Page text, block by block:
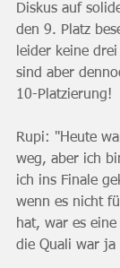
Diskus auf
den 9. Platz
leider keine
sind aber
10-Platzierung!
Rupi: "Heute
weg, aber ich
ich ins Finale
wenn es nicht
hat, war es
die Quali war ja